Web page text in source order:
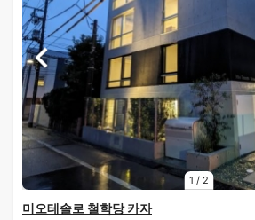
1 / 2
미오테솔로 철학당 카자